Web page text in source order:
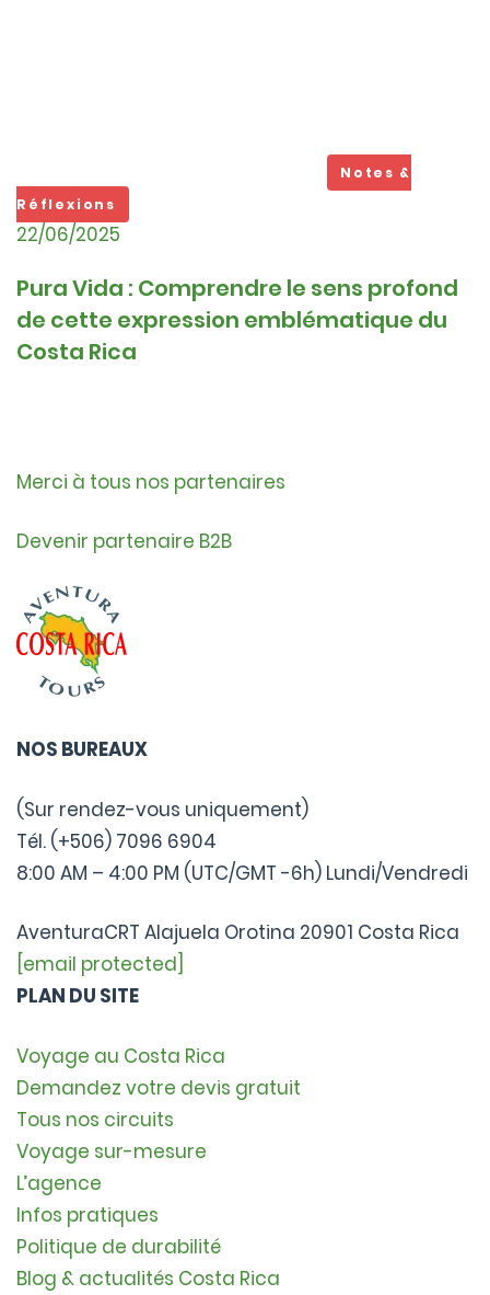
Notes &
Réflexions
22/06/2025
Pura Vida : Comprendre le sens profond
de cette expression emblématique du
Costa Rica
Merci à tous nos partenaires
Devenir partenaire B2B
NOS BUREAUX
(Sur rendez-vous uniquement)
Tél. (+506) 7096 6904
8:00 AM – 4:00 PM (UTC/GMT -6h) Lundi/Vendredi
AventuraCRT Alajuela Orotina 20901 Costa Rica
[email protected]
PLAN DU SITE
Voyage au Costa Rica
Demandez votre devis gratuit
Tous nos circuits
Voyage sur-mesure
L’agence
Infos pratiques
Politique de durabilité
Blog & actualités Costa Rica